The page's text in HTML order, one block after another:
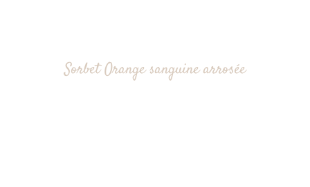
Sorbet Orange sanguine arrosée